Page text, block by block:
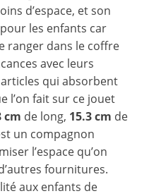
d’espace, et son
les enfants car
ranger dans le coffre
avec leurs
qui absorbent
l’on fait sur ce jouet
cm de long, 15.3 cm de
un compagnon
l’espace qu’on
fournitures.
aux enfants de